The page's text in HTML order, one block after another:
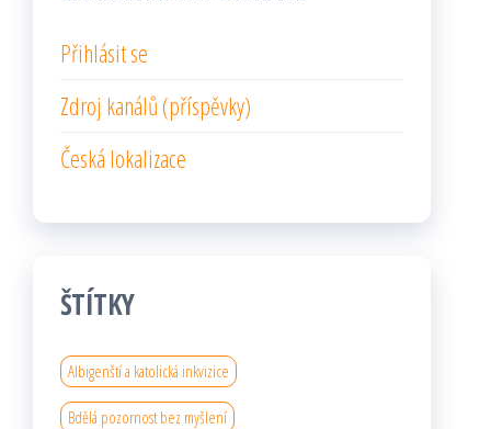
Přihlásit se
Zdroj kanálů (příspěvky)
Česká lokalizace
ŠTÍTKY
Albigenští a katolická inkvizice
Bdělá pozornost bez myšlení